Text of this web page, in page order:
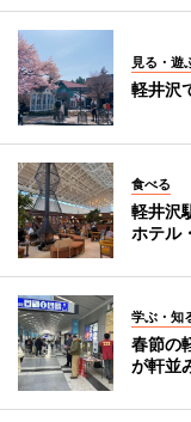
見る・遊
軽井沢
食べる
軽井沢
ホテル
学ぶ・知
春節の
が軒並